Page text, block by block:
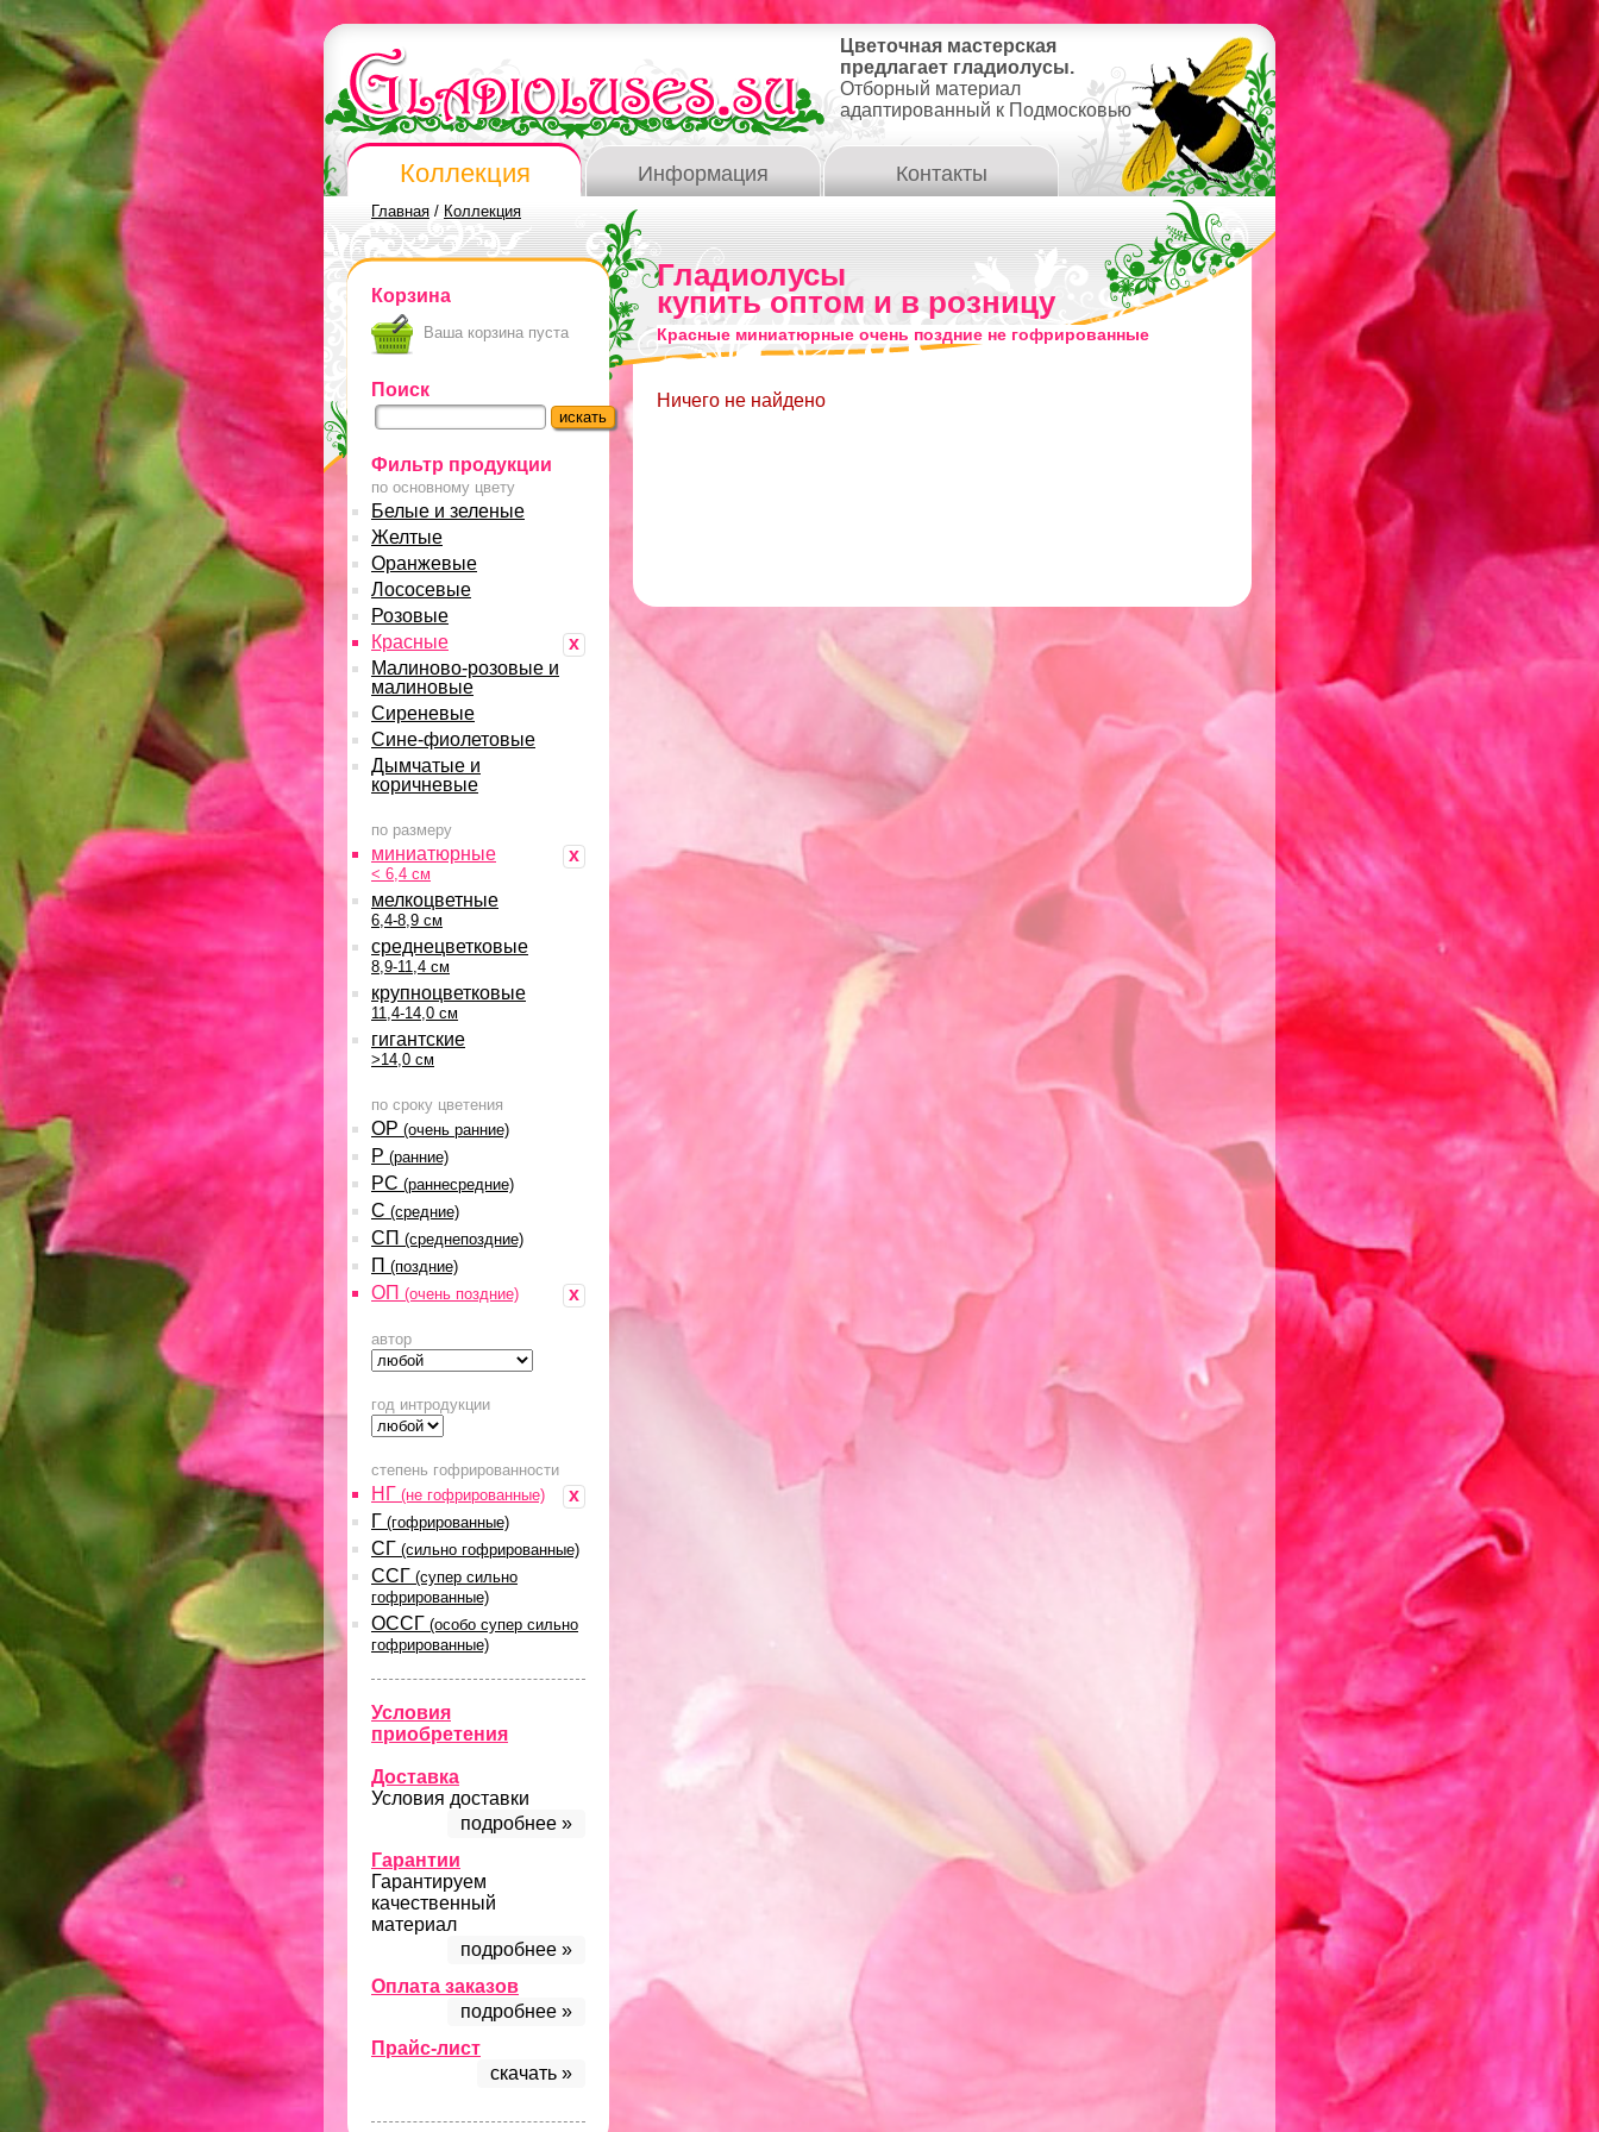
Цветочная мастерская
предлагает гладиолусы.
Отборный материал
адаптированный к Подмосковью
Коллекция Информация Контакты
Главная / Коллекция
Корзина
Ваша корзина пуста
Поиск
Фильтр продукции
по основному цвету
Белые и зеленые
Желтые
Оранжевые
Лососевые
Розовые
x
Красные
Малиново-розовые и
малиновые
Сиреневые
Сине-фиолетовые
Дымчатые и
коричневые
по размеру
x
миниатюрные
< 6,4 см
мелкоцветные
6,4-8,9 см
среднецветковые
8,9-11,4 см
крупноцветковые
11,4-14,0 см
гигантские
>14,0 см
по сроку цветения
ОР (очень ранние)
Р (ранние)
РС (раннесредние)
С (средние)
СП (среднепоздние)
П (поздние)
x
ОП (очень поздние)
автор
год интродукции
степень гофрированности
x
НГ (не гофрированные)
Г (гофрированные)
СГ (сильно гофрированные)
ССГ (супер сильно
гофрированные)
ОССГ (особо супер сильно
гофрированные)
Условия
приобретения
Доставка
Условия доставки
подробнее »
Гарантии
Гарантируем
качественный
материал
подробнее »
Оплата заказов
подробнее »
Прайс-лист
скачать »
Гладиолусы
купить оптом и в розницу
Красные миниатюрные очень поздние не гофрированные
Ничего не найдено